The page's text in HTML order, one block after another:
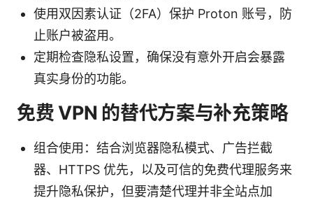
使用双因素认证（2FA）保护 Proton 账号，防
止账户被盗用。
定期检查隐私设置，确保没有意外开启会暴露
真实身份的功能。
免费 VPN 的替代方案与补充策略
组合使用：结合浏览器隐私模式、广告拦截
器、HTTPS 优先，以及可信的免费代理服务来
提升隐私保护，但要清楚代理并非全站点加